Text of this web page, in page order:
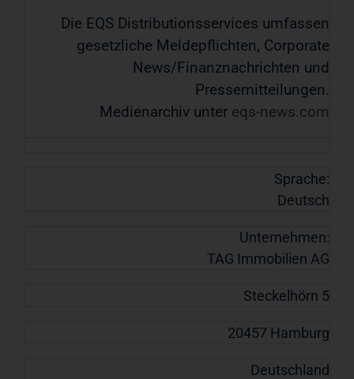
Die EQS Distributionsservices umfassen
gesetzliche Meldepflichten, Corporate
News/Finanznachrichten und
Pressemitteilungen.
Medienarchiv unter eqs-news.com
Sprache:
Deutsch
Unternehmen:
TAG Immobilien AG
Steckelhörn 5
20457 Hamburg
Deutschland